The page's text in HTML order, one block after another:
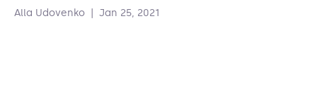
Alla Udovenko Jan 25, 2021